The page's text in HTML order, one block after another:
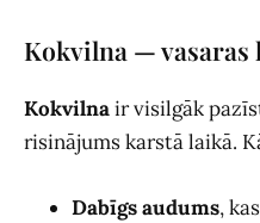
Kokvilna — vasaras
Kokvilnair visilgāk
risinājums karstā laikā.
Dabīgs audums,